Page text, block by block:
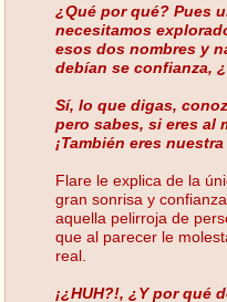
¿Qué por qué? Pues
necesitamos
esos dos nombres y
debían se confianza,
Sí, lo que digas,
pero sabes, si eres al
¡También eres
Flare le explica de la
gran sonrisa y
aquella pelirroja de
que al parecer le
real.
¡¿HUH?!, ¿Y por qué